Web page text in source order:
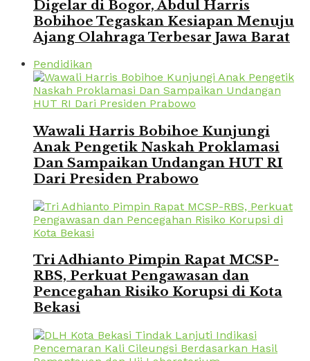
Digelar di Bogor, Abdul Harris
Bobihoe Tegaskan Kesiapan Menuju
Ajang Olahraga Terbesar Jawa Barat
Pendidikan
Wawali Harris Bobihoe Kunjungi
Anak Pengetik Naskah Proklamasi
Dan Sampaikan Undangan HUT RI
Dari Presiden Prabowo
Tri Adhianto Pimpin Rapat MCSP-
RBS, Perkuat Pengawasan dan
Pencegahan Risiko Korupsi di Kota
Bekasi